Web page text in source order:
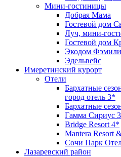
Мини-гостиницы
Добрая Мама
Гостевой дом
Луч, мини-
Гостевой дом
Экодом
Эдельвейс
Имеретинский курорт
Отели
Бархатные
город отель 3*
Бархатные
Гамма Сириус
Bridge Resort 4*
Mantera Resort
Сочи Парк
Лазаревский район